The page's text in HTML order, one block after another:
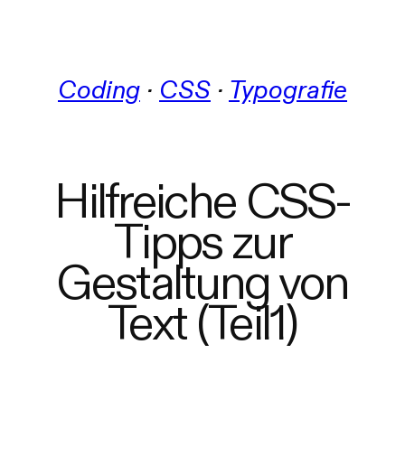
Coding · CSS · Typografie
Hilfreiche CSS-
Tipps zur
Gestaltung von
Text (Teil1)